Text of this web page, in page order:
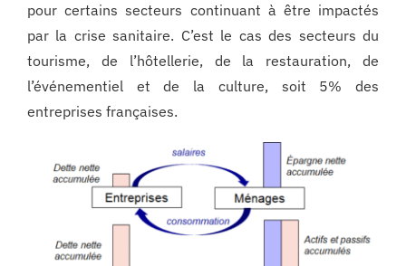
pour certains secteurs continuant à être impactés
par la crise sanitaire. C’est le cas des secteurs du
tourisme, de l’hôtellerie, de la restauration, de
l’événementiel et de la culture, soit 5% des
entreprises françaises.